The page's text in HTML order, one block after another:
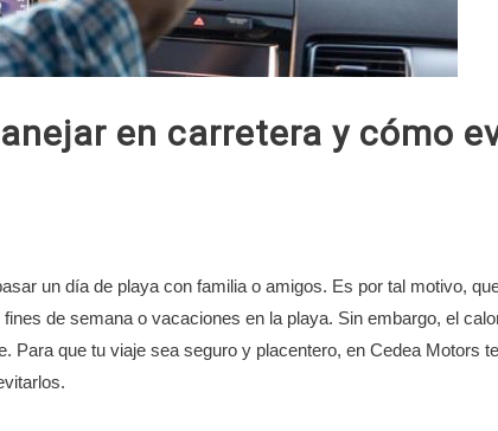
en carretera y cómo
un día de playa con familia o amigos. Es por tal motivo,
de semana o vacaciones en la playa. Sin embargo, el
Para que tu viaje sea seguro y placentero, en Cedea Motors